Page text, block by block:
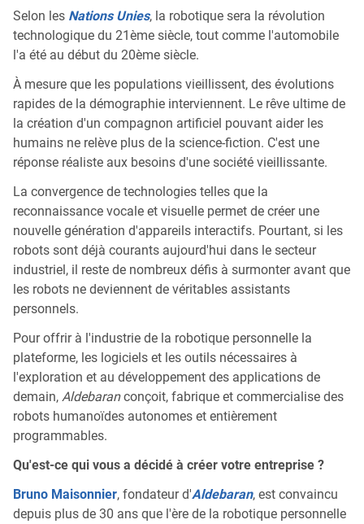
Selon les Nations Unies, la robotique sera la révolution
technologique du 21ème siècle, tout comme l'automobile
l'a été au début du 20ème siècle.
À mesure que les populations vieillissent, des évolutions
rapides de la démographie interviennent. Le rêve ultime de
la création d'un compagnon artificiel pouvant aider les
humains ne relève plus de la science-fiction. C'est une
réponse réaliste aux besoins d'une société vieillissante.
La convergence de technologies telles que la
reconnaissance vocale et visuelle permet de créer une
nouvelle génération d'appareils interactifs. Pourtant, si les
robots sont déjà courants aujourd'hui dans le secteur
industriel, il reste de nombreux défis à surmonter avant que
les robots ne deviennent de véritables assistants
personnels.
Pour offrir à l'industrie de la robotique personnelle la
plateforme, les logiciels et les outils nécessaires à
l'exploration et au développement des applications de
demain, Aldebaranconçoit, fabrique et commercialise des
robots humanoïdes autonomes et entièrement
programmables.
Qu'est-ce qui vous a décidé à créer votre entreprise ?
Bruno Maisonnier, fondateur d'Aldebaran, est convaincu
depuis plus de 30 ans que l'ère de la robotique personnelle